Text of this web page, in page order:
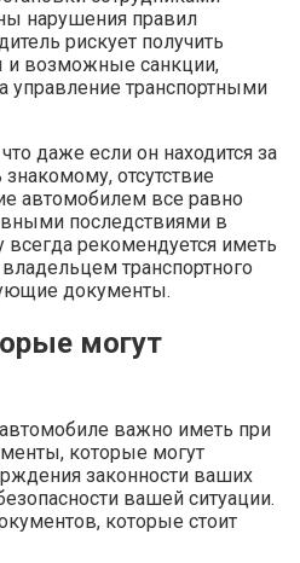
нарушения правил
рискует получить
возможные санкции,
управление транспортными
даже если он находится за
отсутствие
автомобилем все равно
последствиями в
рекомендуется иметь
транспортного
документы.
могут
важно иметь при
которые могут
законности ваших
вашей ситуации.
которые стоит